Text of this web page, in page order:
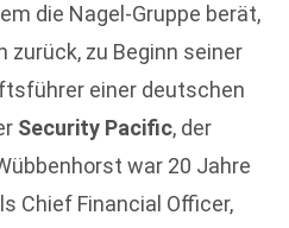
die Nagel-Gruppe berät,
zurück, zu Beginn seiner
einer deutschen
Security Pacific, der
war 20 Jahre
Chief Financial Officer,